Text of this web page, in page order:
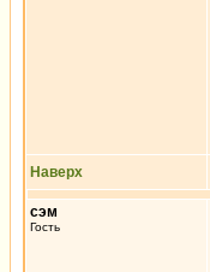
Наверх
сэм
Гость